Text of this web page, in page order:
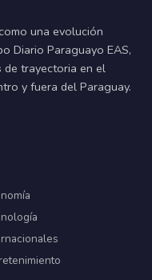
una evolución
Diario Paraguayo EAS,
de trayectoria en el
y fuera del Paraguay.